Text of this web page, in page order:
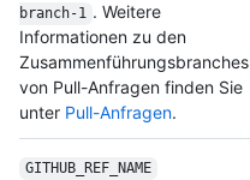
branch-1 . Weitere
Informationen zu den
Zusammenführungsbranches
von Pull-Anfragen finden Sie
unter Pull-Anfragen.
GITHUB_REF_NAME